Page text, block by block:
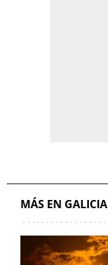
MÁS EN GALICIA